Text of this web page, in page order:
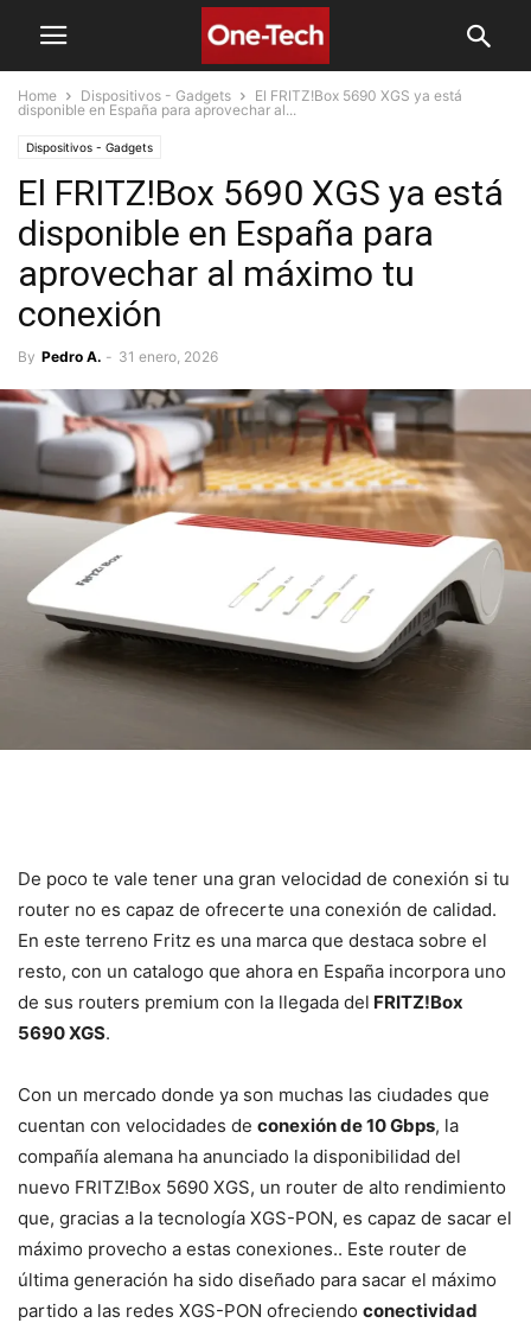
Home Dispositivos - Gadgets
El FRITZ!Box 5690 XGS ya está
disponible en España para aprovechar al...
Dispositivos - Gadgets
El FRITZ!Box 5690 XGS ya está
disponible en España para
aprovechar al máximo tu
conexión
By Pedro A. - 31 enero, 2026
De poco te vale tener una gran velocidad de conexión si tu
router no es capaz de ofrecerte una conexión de calidad.
En este terreno Fritz es una marca que destaca sobre el
resto, con un catalogo que ahora en España incorpora uno
de sus routers premium con la llegada del FRITZ!Box
5690 XGS.
Con un mercado donde ya son muchas las ciudades que
cuentan con velocidades de conexión de 10 Gbps, la
compañía alemana ha anunciado la disponibilidad del
nuevo FRITZ!Box 5690 XGS, un router de alto rendimiento
que, gracias a la tecnología XGS-PON, es capaz de sacar el
máximo provecho a estas conexiones.. Este router de
última generación ha sido diseñado para sacar el máximo
partido a las redes XGS-PON ofreciendo conectividad